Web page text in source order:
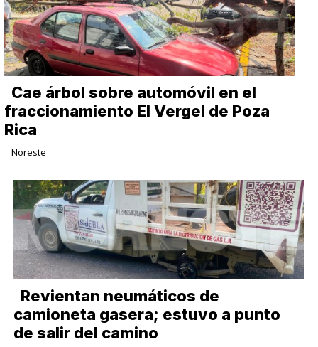
Cae árbol sobre automóvil en el
fraccionamiento El Vergel de Poza
Rica
Noreste
Revientan neumáticos de
camioneta gasera; estuvo a punto
de salir del camino